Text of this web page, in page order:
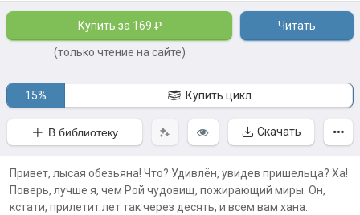
Купить за 169 ₽
(только чтение на сайте)
Читать
15% Купить цикл
В библиотеку Скачать
Привет, лысая обезьяна! Что? Удивлён, увидев пришельца? Ха!
Поверь, лучше я, чем Рой чудовищ, пожирающий миры. Он,
кстати, прилетит лет так через десять, и всем вам хана.